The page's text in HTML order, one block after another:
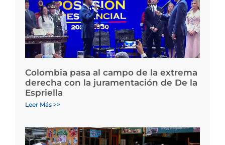
Colombia pasa al campo de la extrema
derecha con la juramentación de De la
Espriella
Leer Más >>